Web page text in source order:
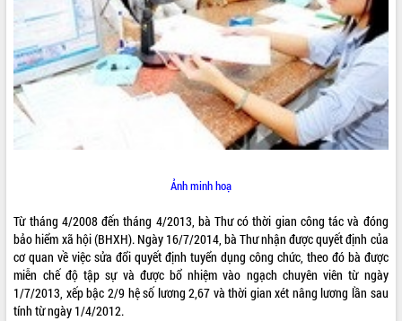
ĐIỂM TIN VĂN BẢN
QUY HOẠCH - KẾ HOẠCH
QUẢNG CÁO
Ảnh minh hoạ
Từ tháng 4/2008 đến tháng 4/2013, bà Thư có thời gian công tác và đóng
bảo hiểm xã hội (BHXH). Ngày 16/7/2014, bà Thư nhận được quyết định của
cơ quan về việc sửa đổi quyết định tuyển dụng công chức, theo đó bà được
miễn chế độ tập sự và được bổ nhiệm vào ngạch chuyên viên từ ngày
1/7/2013, xếp bậc 2/9 hệ số lương 2,67 và thời gian xét nâng lương lần sau
tính từ ngày 1/4/2012.